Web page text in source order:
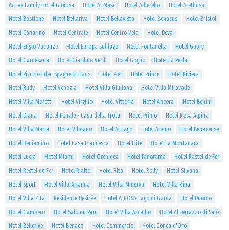
Active Family Hotel Gioiosa
Hotel Al Maso Hotel Alberello
Hotel Arethusa
Hotel Bastione
Hotel Bellariva Hotel Bellavista Hotel Benacus
Hotel Bristol
Hotel Canarino
Hotel Centrale Hotel Centro Vela
Hotel Deva
Hotel Englo Vacanze
Hotel Europa sul lago Hotel Fontanella
Hotel Gabry
Hotel Gardesana
Hotel Giardino Verdi Hotel Goglio
Hotel La Perla
Hotel Piccolo Eden Spaghetti Haus
Hotel Pier Hotel Prince
Hotel Riviera
Hotel Rudy
Hotel Venezia Hotel Villa Giuliana
Hotel Villa Miravalle
Hotel Villa Moretti
Hotel Virgilio Hotel Vittoria Hotel Ancora
Hotel Benini
Hotel Diana
Hotel Ponale - Casa della Trota Hotel Primo
Hotel Rosa Alpina
Hotel Villa Maria
Hotel Vilpiano Hotel Al Lago Hotel Alpino
Hotel Benacense
Hotel Beniamino
Hotel Casa Francesca Hotel Elite
Hotel La Montanara
Hotel Lucia
Hotel Miami Hotel Orchidea Hotel Panorama
Hotel Rastel de Fer
Hotel Restel de Fer
Hotel Rialto Hotel Rita Hotel Rolly
Hotel Silvana
Hotel Sport
Hotel Villa Arianna Hotel Villa Minerva
Hotel Villa Rina
Hotel Villa Zita
Residence Desirèe Hotel A-ROSA Lago di Garda
Hotel Duomo
Hotel Gambero
Hotel Salò du Parc Hotel Villa Arcadio
Hotel Al Terrazzo di Salò
Hotel Bellerive
Hotel Benaco Hotel Commercio Hotel Conca d'Oro